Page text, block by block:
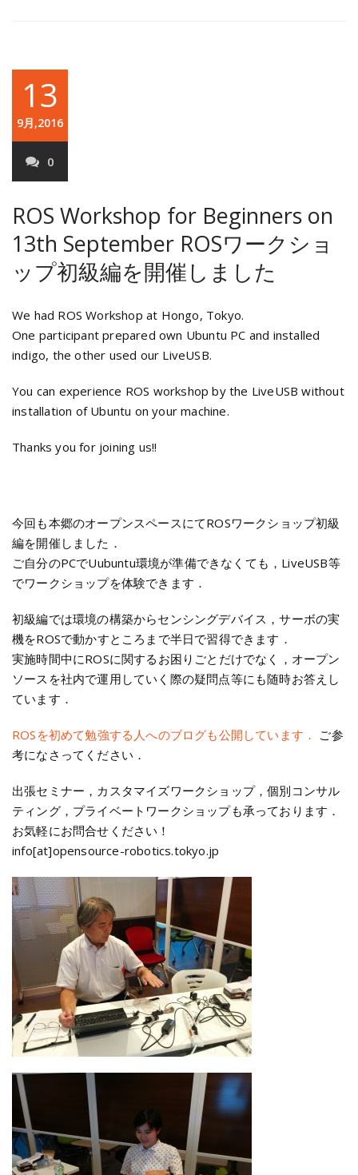
13
9月,2016
0
ROS Workshop for Beginners on
13th September ROSワークショ
ップ初級編を開催しました
We had ROS Workshop at Hongo, Tokyo.
One participant prepared own Ubuntu PC and installed
indigo, the other used our LiveUSB.
You can experience ROS workshop by the LiveUSB without
installation of Ubuntu on your machine.
Thanks you for joining us!!
今回も本郷のオープンスペースにてROSワークショップ初級
編を開催しました．
ご自分のPCでUubuntu環境が準備できなくても，LiveUSB等
でワークショップを体験できます．
初級編では環境の構築からセンシングデバイス，サーボの実
機をROSで動かすところまで半日で習得できます．
実施時間中にROSに関するお困りごとだけでなく，オープン
ソースを社内で運用していく際の疑問点等にも随時お答えし
ています．
ROSを初めて勉強する人へのブログも公開しています． ご参
考になさってください．
出張セミナー，カスタマイズワークショップ，個別コンサル
ティング，プライベートワークショップも承っております．
お気軽にお問合せください！
info[at]opensource-robotics.tokyo.jp